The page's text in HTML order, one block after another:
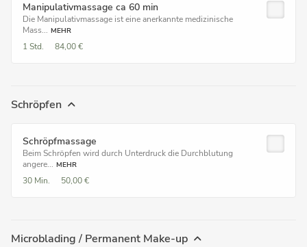
Manipulativmassage ca 60 min
Die Manipulativmassage ist eine anerkannte medizinische
Mass... MEHR
1 Std. 84,00 €
Schröpfen
Schröpfmassage
Beim Schröpfen wird durch Unterdruck die Durchblutung
angere... MEHR
30 Min. 50,00 €
Microblading / Permanent Make-up